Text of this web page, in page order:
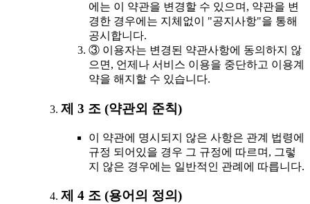
에는 이 약관을 변경할 수 있으며, 약관을 변
경한 경우에는 지체없이 "공지사항"을 통해
공시합니다.
③ 이용자는 변경된 약관사항에 동의하지 않
으면, 언제나 서비스 이용을 중단하고 이용계
약을 해지할 수 있습니다.
제 3 조 (약관외 준칙)
이 약관에 명시되지 않은 사항은 관계 법령에
규정 되어있을 경우 그 규정에 따르며, 그렇
지 않은 경우에는 일반적인 관례에 따릅니다.
제 4 조 (용어의 정의)